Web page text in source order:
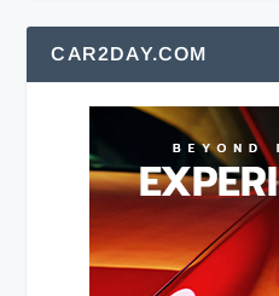
CAR2DAY.COM